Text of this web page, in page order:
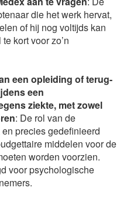
die het werk hervat,
of hij nog voltijds kan
kort voor zo’n
een opleiding of terug-
een
ziekte, met zowel
: De rol van de
precies gedefinieerd
middelen voor de
worden voorzien.
voor psychologische